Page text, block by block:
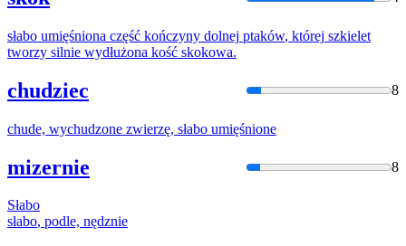
słabo umięśniona część kończyny dolnej ptaków, której szkielet
tworzy silnie wydłużona kość skokowa.
chudziec 8
chude, wychudzone zwierzę, słabo umięśnione
mizernie 8
Słabo
słabo, podle, nędznie